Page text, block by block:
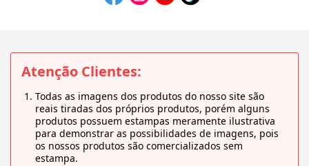
Atenção Clientes:
Todas as imagens dos produtos do nosso site são
reais tiradas dos próprios produtos, porém alguns
produtos possuem estampas meramente ilustrativa
para demonstrar as possibilidades de imagens, pois
os nossos produtos são comercializados sem
estampa.